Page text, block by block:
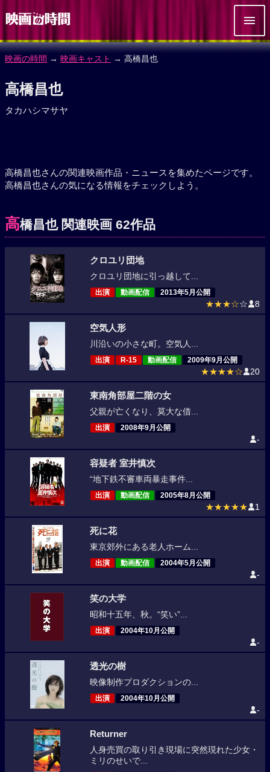
映画の時間 → 映画キャスト → 高橋昌也
高橋昌也
タカハシマサヤ
高橋昌也さんの関連映画作品・ニュースを集めたページです。
高橋昌也さんの気になる情報をチェックしよう。
高橋昌也 関連映画 62作品
クロユリ団地
クロユリ団地に引っ越して...
出演 動画配信 2013年5月公開
★★★☆☆ 8
空気人形
川沿いの小さな町。空気人...
出演 R-15 動画配信 2009年9月公開
★★★★☆ 20
東南角部屋二階の女
父親が亡くなり、莫大な借...
出演 2008年9月公開
-
容疑者 室井慎次
“地下鉄不審車両暴走事件...
出演 動画配信 2005年8月公開
★★★★★ 1
死に花
東京郊外にある老人ホーム...
出演 動画配信 2004年5月公開
-
笑の大学
昭和十五年、秋。“笑い”...
出演 2004年10月公開
-
透光の樹
映像制作プロダクションの...
出演 2004年10月公開
-
Returner
人身売買の取り引き現場に突然現れた少女・
ミリのせいで...